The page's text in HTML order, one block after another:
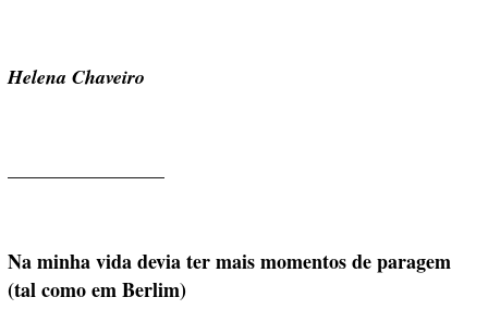
Helena Chaveiro
Na minha vida devia ter mais momentos de paragem
(tal como em Berlim)